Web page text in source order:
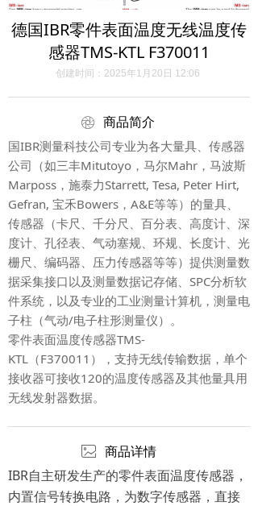
德国IBR零件表面温度无线温度传
感器TMS-KTL F370011
商品简介
创建时间： 2025年1月20日 12:06
国IBR测量科技公司专业为各大量具、传感器
公司（如三丰Mitutoyo，马尔Mahr，马波斯
Marposs，施泰力Starrett, Tesa, Peter Hirt,
Gefran, 宝禾Bowers，A&E等等）的量具、
传感器（卡尺、千分尺、百分表、高度计、深
度计、孔径表、气动塞规、环规、长度计、光
栅尺、编码器、压力传感器等等）提供测量数
据采集接口以及测量数据记存储、SPC分析软
件系统，以及专业的工业测量计算机，测量电
子柱（气动/电子柱形测量仪）。
零件表面温度传感器TMS-
KTL（F370011），支持无线传输数据，单个
接收器可接收120的温度传感器及其他量具用
无线发射器数据。
商品详情
IBR自主研发生产的零件表面温度传感器，
内置信号转换电路，为数字传感器，直接
ꁵ
ꂈ